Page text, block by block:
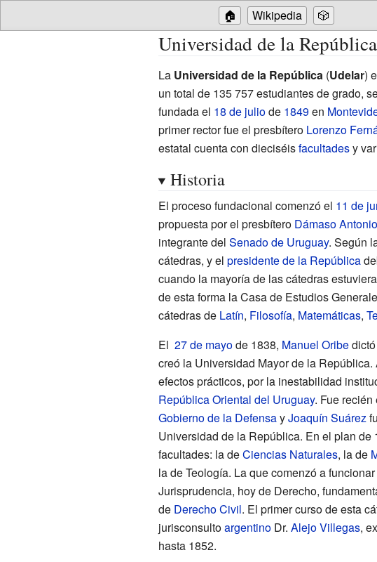
🏠 Wikipedia 🎲
Universidad de la República
La Universidad de la República (Udelar)
un total de 135757 estudiantes de grado,
fundada el 18 de juliode 1849en
primer rector fue el presbítero Lorenzo
estatal cuenta con dieciséisfacultadesy
Historia
El proceso fundacional comenzó el 11 de
propuesta por el presbítero Dámaso
integrante del Senado de Uruguay. Según
cátedras, y el presidente de la República
cuando la mayoría de las cátedras
de esta forma la Casa de Estudios
cátedras de Latín, Filosofía, Matemáticas,
El 27 de mayode 1838, Manuel Oribedictó
creó la Universidad Mayor de la
efectos prácticos, por la inestabilidad
República Oriental del Uruguay. Fue recién
Gobierno de la DefensayJoaquín Suárez
Universidad de la República. En el plan de
facultades: la deCiencias Naturales, la de
la de Teología. La que comenzó a
Jurisprudencia, hoy de Derecho,
de Derecho Civil. El primer curso de esta
jurisconsultoargentinoDr. Alejo Villegas,
hasta 1852.